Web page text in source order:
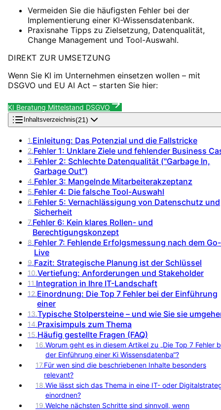
Vermeiden Sie die häufigsten Fehler bei der
Implementierung einer KI-Wissensdatenbank.
Praxisnahe Tipps zu Zielsetzung, Datenqualität,
Change Management und Tool-Auswahl.
DIREKT ZUR UMSETZUNG
Wenn Sie KI im Unternehmen einsetzen wollen – mit
DSGVO und EU AI Act – starten Sie hier:
KI Beratung Mittelstand DSGVO
Inhaltsverzeichnis(21)
1.Einleitung: Das Potenzial und die Fallstricke
2.Fehler 1: Unklare Ziele und fehlender Business
3.Fehler 2: Schlechte Datenqualität ("Garbage In,
Garbage Out")
4.Fehler 3: Mangelnde Mitarbeiterakzeptanz
5.Fehler 4: Die falsche Tool-Auswahl
6.Fehler 5: Vernachlässigung von Datenschutz und
Sicherheit
7.Fehler 6: Kein klares Rollen- und
Berechtigungskonzept
8.Fehler 7: Fehlende Erfolgsmessung nach dem Go-
Live
9.Fazit: Strategische Planung ist der Schlüssel
10.Vertiefung: Anforderungen und Stakeholder
11.Integration in Ihre IT-Landschaft
12.Einordnung: Die Top 7 Fehler bei der Einführung
einer
13.Typische Stolpersteine – und wie Sie sie
14.Praxisimpuls zum Thema
15.Häufig gestellte Fragen (FAQ)
16.Worum geht es in diesem Artikel zu „Die Top 7 Fehler
der Einführung einer Ki Wissensdatenba“?
17.Für wen sind die beschriebenen Inhalte besonders
relevant?
18.Wie lässt sich das Thema in eine IT- oder
einordnen?
19.Welche nächsten Schritte sind sinnvoll, wenn